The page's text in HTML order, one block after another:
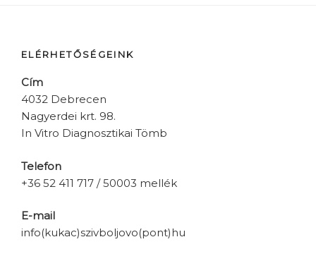
ELÉRHETŐSÉGEINK
Cím
4032 Debrecen
Nagyerdei krt. 98.
In Vitro Diagnosztikai Tömb
Telefon
+36 52 411 717 / 50003 mellék
E-mail
info(kukac)szivboljovo(pont)hu